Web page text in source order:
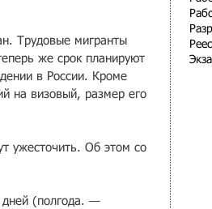
Трудовые мигранты
же срок планируют
в России. Кроме
на визовый, размер его
ужесточить. Об этом со
дней (полгода. —